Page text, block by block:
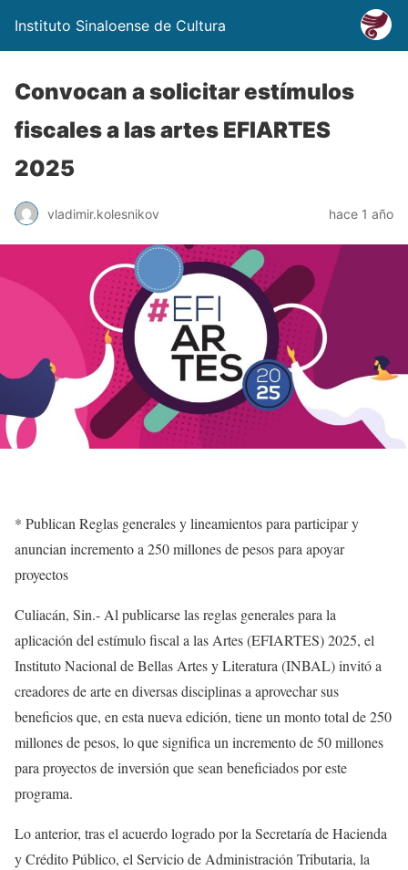
Instituto Sinaloense de Cultura
Convocan a solicitar estímulos
fiscales a las artes EFIARTES
2025
vladimir.kolesnikov hace 1 año
* Publican Reglas generales y lineamientos para participar y
anuncian incremento a 250 millones de pesos para apoyar
proyectos
Culiacán, Sin.-Al publicarse lasreglas generalespara la
aplicación del estímulo fiscala las Artes (EFIARTES) 2025, el
Instituto Nacional de Bellas Artes y Literatura (INBAL)invitó a
creadores de arte en diversas disciplinas a aprovechar sus
beneficios que, enesta nueva edición, tiene unmonto total de 250
millones de pesos, lo quesignifica un incremento de 50 millones
para proyectos de inversión que sean beneficiados poreste
programa.
Lo anterior, tras el acuerdo logrado por laSecretaría de Hacienda
y Crédito Público, el Servicio de Administración Tributaria, la